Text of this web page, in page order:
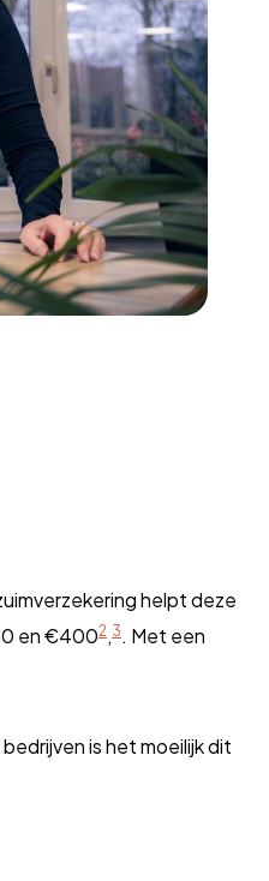
helpt deze
en €4002,3 . Met een
is het moeilijk dit